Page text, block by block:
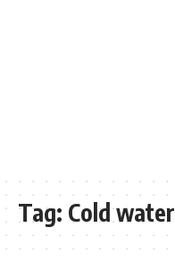
Tag: Cold water